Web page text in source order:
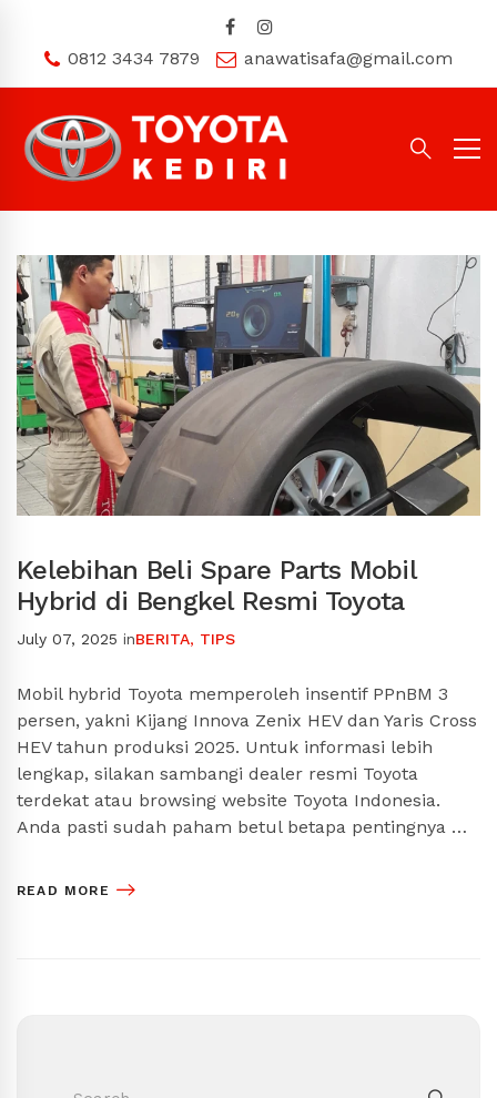
0812 3434 7879 anawatisafa@gmail.com
Kelebihan Beli Spare Parts Mobil
Hybrid di Bengkel Resmi Toyota
July 07, 2025 inBERITA, TIPS
Mobil hybrid Toyota memperoleh insentif PPnBM 3
persen, yakni Kijang Innova Zenix HEV dan Yaris Cross
HEV tahun produksi 2025. Untuk informasi lebih
lengkap, silakan sambangi dealer resmi Toyota
terdekat atau browsing website Toyota Indonesia.
Anda pasti sudah paham betul betapa pentingnya …
READ MORE